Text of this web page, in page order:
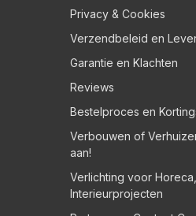
Privacy & Cookies
Verzendbeleid en
Garantie en Klachten
Reviews
Bestelproces en
Verbouwen of
aan!
Verlichting voor
Interieurprojecten